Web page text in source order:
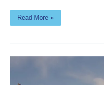
Read More »